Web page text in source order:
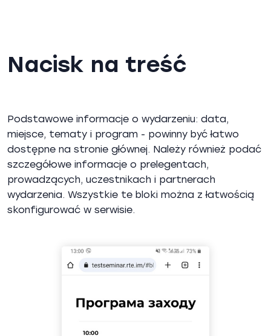
Nacisk na treść
Podstawowe informacje o wydarzeniu: data,
miejsce, tematy i program - powinny być łatwo
dostępne na stronie głównej. Należy również podać
szczegółowe informacje o prelegentach,
prowadzących, uczestnikach i partnerach
wydarzenia. Wszystkie te bloki można z łatwością
skonfigurować w serwisie.